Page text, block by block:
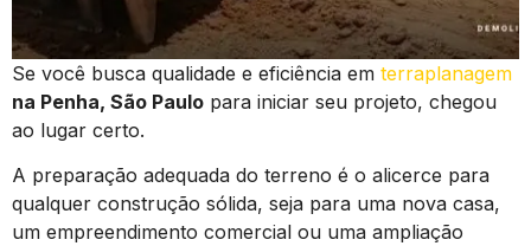
Se você busca qualidade e eficiência em terraplanagem
na Penha, São Paulo para iniciar seu projeto, chegou
ao lugar certo.
A preparação adequada do terreno é o alicerce para
qualquer construção sólida, seja para uma nova casa,
um empreendimento comercial ou uma ampliação